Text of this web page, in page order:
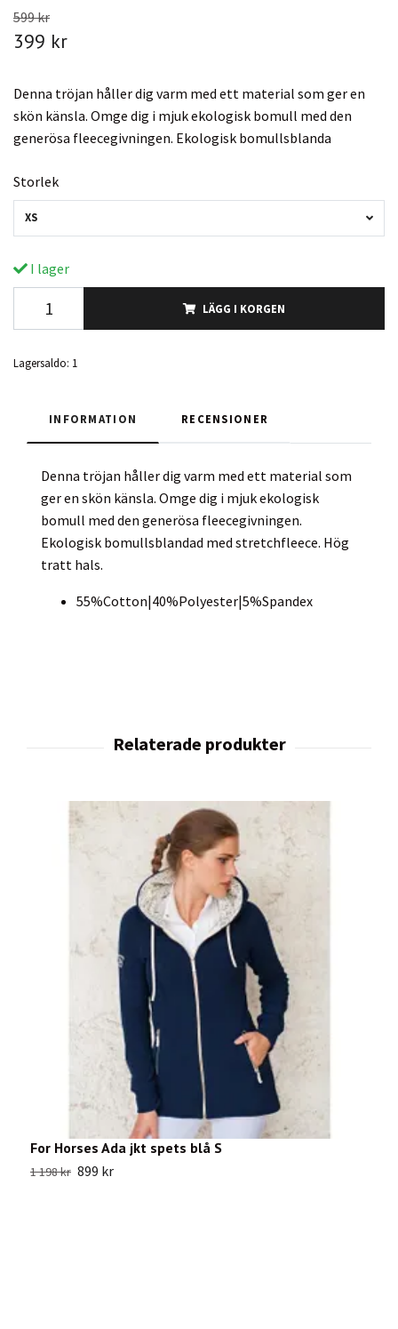
599 kr
399 kr
Denna tröjan håller dig varm med ett material som ger en
skön känsla. Omge dig i mjuk ekologisk bomull med den
generösa fleecegivningen. Ekologisk bomullsblanda
Storlek
XS
I lager
LÄGG I KORGEN
Lagersaldo: 1
INFORMATION RECENSIONER
Denna tröjan håller dig varm med ett material som
ger en skön känsla. Omge dig i mjuk ekologisk
bomull med den generösa fleecegivningen.
Ekologisk bomullsblandad med stretchfleece. Hög
tratt hals.
55%Cotton|40%Polyester|5%Spandex
For Horses Ada jkt spets blå S
1 198 kr 899 kr